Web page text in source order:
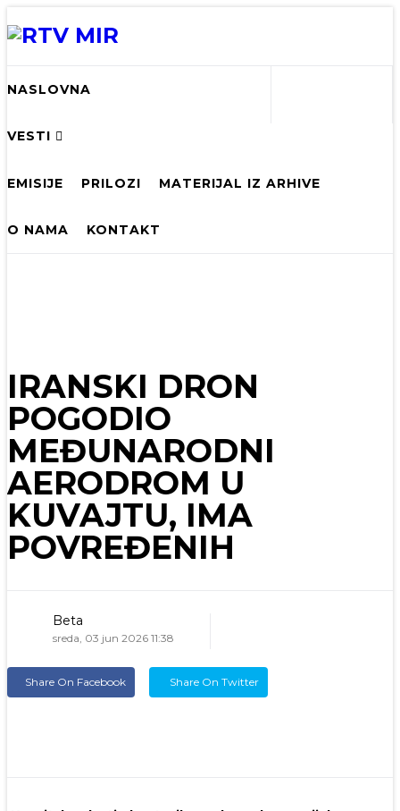
NASLOVNA
VESTI
EMISIJE PRILOZI MATERIJAL IZ ARHIVE
O NAMA KONTAKT
IRANSKI DRON
POGODIO
MEĐUNARODNI
AERODROM U
KUVAJTU, IMA
POVREĐENIH
Beta
sreda, 03 jun 2026 11:38
Share On Facebook Share On Twitter